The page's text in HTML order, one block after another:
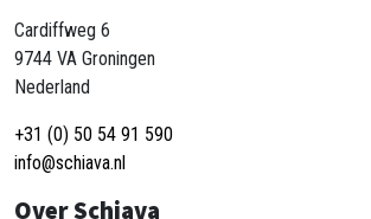
Cardiffweg 6
9744 VA Groningen
Nederland
+31 (0) 50 54 91 590
info@schiava.nl
Over Schiava